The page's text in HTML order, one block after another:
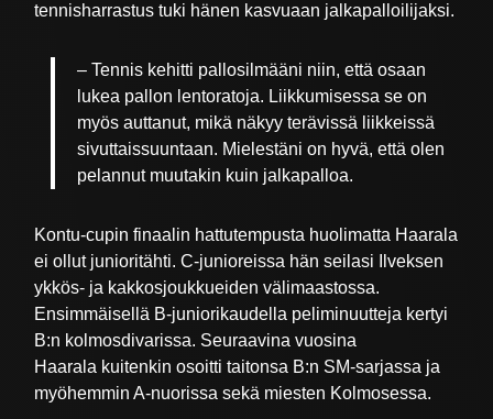
tennisharrastus tuki hänen kasvuaan jalkapalloilijaksi.
– Tennis kehitti pallosilmääni niin, että osaan
lukea pallon lentoratoja. Liikkumisessa se on
myös auttanut, mikä näkyy terävissä liikkeissä
sivuttaissuuntaan. Mielestäni on hyvä, että olen
pelannut muutakin kuin jalkapalloa.
Kontu-cupin finaalin hattutempusta huolimatta Haarala
ei ollut junioritähti. C-junioreissa hän seilasi Ilveksen
ykkös- ja kakkosjoukkueiden välimaastossa.
Ensimmäisellä B-juniorikaudella peliminuutteja kertyi
B:n kolmosdivarissa. Seuraavina vuosina
Haarala kuitenkin osoitti taitonsa B:n SM-sarjassa ja
myöhemmin A-nuorissa sekä miesten Kolmosessa.